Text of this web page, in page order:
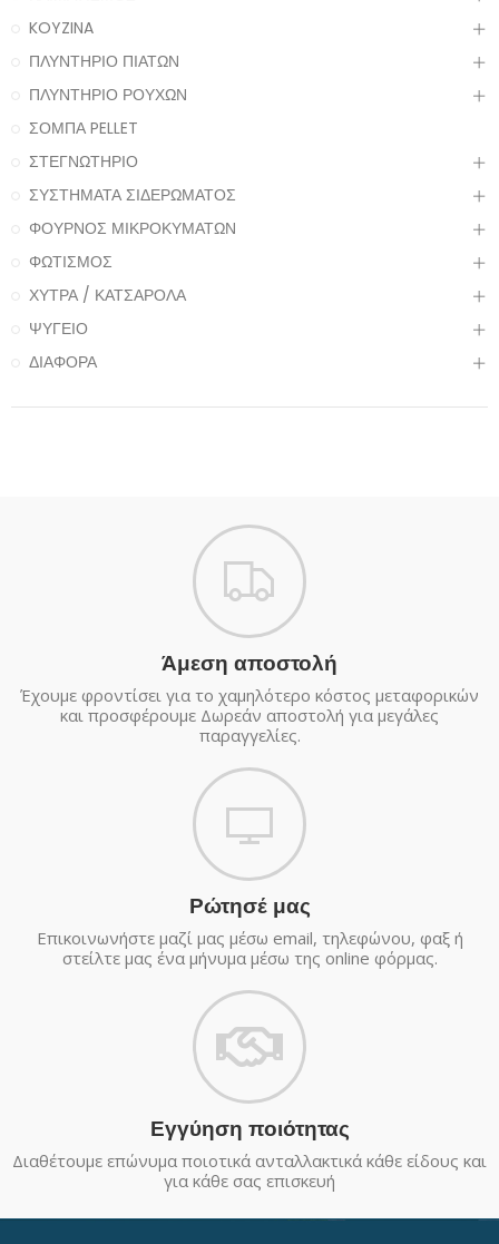
KOYZINA
ΠΛΥΝΤΗΡΙΟ ΠΙΑΤΩΝ
ΠΛΥΝΤΗΡΙΟ ΡΟΥΧΩΝ
ΣΟΜΠΑ PELLET
ΣΤΕΓΝΩΤΗΡΙΟ
ΣΥΣΤΗΜΑΤΑ ΣΙΔΕΡΩΜΑΤΟΣ
ΦΟΥΡΝΟΣ ΜΙΚΡΟΚΥΜΑΤΩΝ
ΦΩΤΙΣΜΟΣ
ΧΥΤΡΑ / ΚΑΤΣΑΡΟΛΑ
ΨΥΓΕΙΟ
ΔΙΑΦΟΡΑ
Άμεση αποστολή
Έχουμε φροντίσει για το χαμηλότερο κόστος μεταφορικών
και προσφέρουμε Δωρεάν αποστολή για μεγάλες
παραγγελίες.
Ρώτησέ μας
Επικοινωνήστε μαζί μας μέσω email, τηλεφώνου, φαξ ή
στείλτε μας ένα μήνυμα μέσω της online φόρμας.
Εγγύηση ποιότητας
Διαθέτουμε επώνυμα ποιοτικά ανταλλακτικά κάθε είδους και
για κάθε σας επισκευή